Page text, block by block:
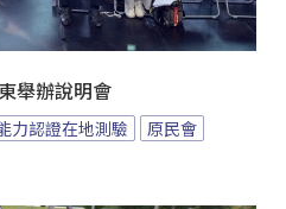
舉辦說明會
力認證在地測驗
原民會